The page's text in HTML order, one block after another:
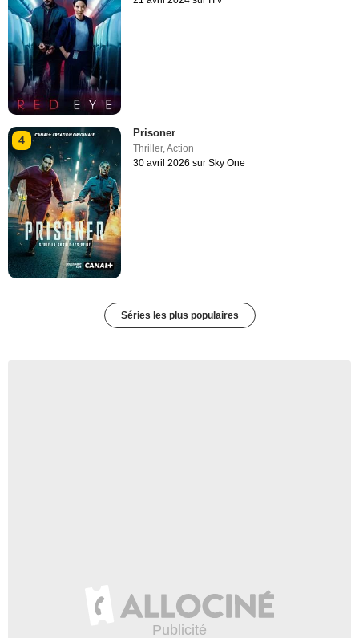
4
Prisoner
Thriller,Action
30 avril 2026 sur Sky One
Séries les plus populaires